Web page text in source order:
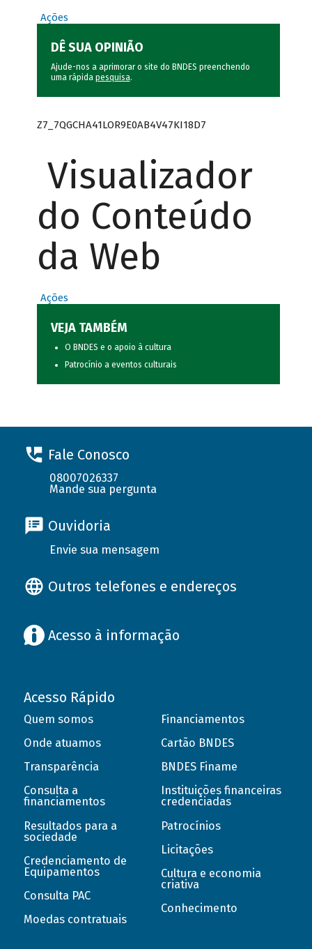
Ações
DÊ SUA OPINIÃO
Ajude-nos a aprimorar o site do BNDES preenchendo
uma rápida pesquisa.
Z7_7QGCHA41LOR9E0AB4V47KI18D7
Visualizador
do Conteúdo
da Web
Ações
VEJA TAMBÉM
O BNDES e o apoio à cultura
Patrocínio a eventos culturais
Fale Conosco
08007026337
Mande sua pergunta
Ouvidoria
Envie sua mensagem
Outros telefones e endereços
Acesso à informação
Acesso Rápido
Quem somos
Onde atuamos
Transparência
Consulta a
financiamentos
Resultados para a
sociedade
Credenciamento de
Equipamentos
Consulta PAC
Moedas contratuais
Financiamentos
Cartão BNDES
BNDES Finame
Instituições financeiras
credenciadas
Patrocínios
Licitações
Cultura e economia
criativa
Conhecimento